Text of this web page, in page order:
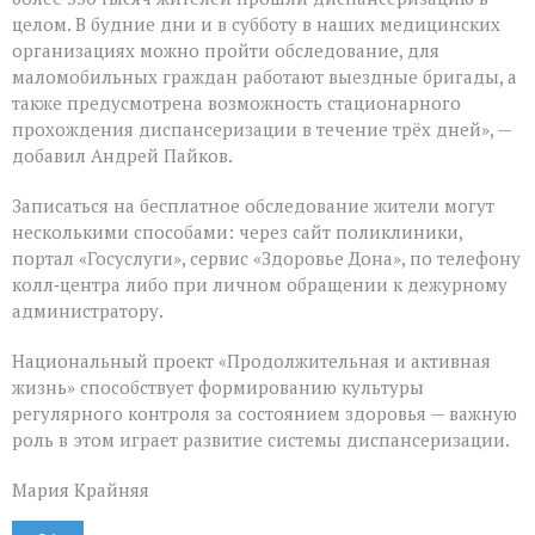
целом. В будние дни и в субботу в наших медицинских
организациях можно пройти обследование, для
маломобильных граждан работают выездные бригады, а
также предусмотрена возможность стационарного
прохождения диспансеризации в течение трёх дней», —
добавил Андрей Пайков.
Записаться на бесплатное обследование жители могут
несколькими способами: через сайт поликлиники,
портал «Госуслуги», сервис «Здоровье Дона», по телефону
колл‑центра либо при личном обращении к дежурному
администратору.
Национальный проект «Продолжительная и активная
жизнь» способствует формированию культуры
регулярного контроля за состоянием здоровья — важную
роль в этом играет развитие системы диспансеризации.
Мария Крайняя